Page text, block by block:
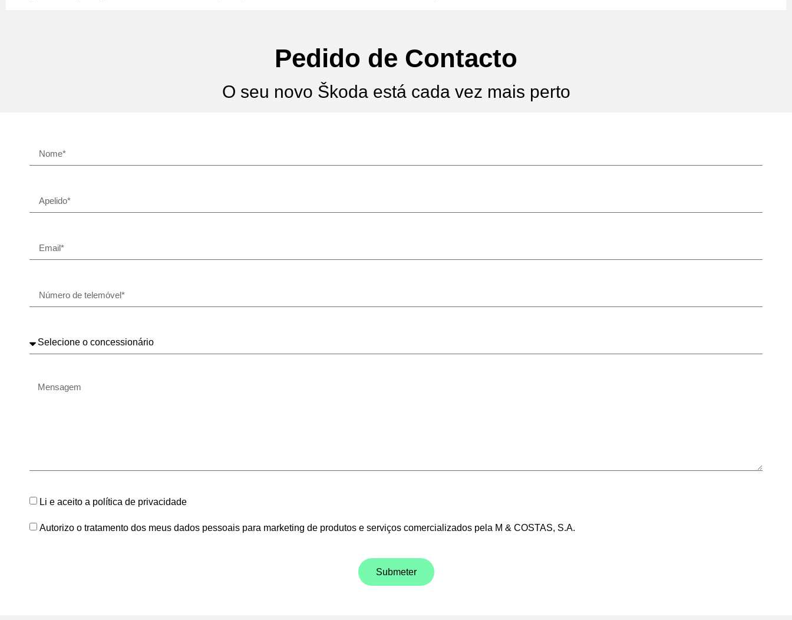
Pedido de Contacto
O seu novo Škoda está cada vez mais perto
Li e aceito a política de privacidade
Autorizo o tratamento dos meus dados pessoais para marketing de produtos e serviços comercializados pela M & COSTAS, S.A.
Submeter